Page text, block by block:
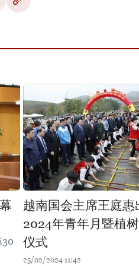
30
越南国会主席王庭惠
2024年青年月暨植
仪式
25/02/2024 11:42